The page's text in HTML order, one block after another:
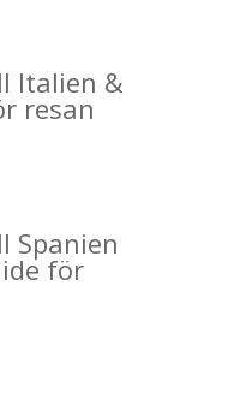
Italien &
resan
Spanien
för